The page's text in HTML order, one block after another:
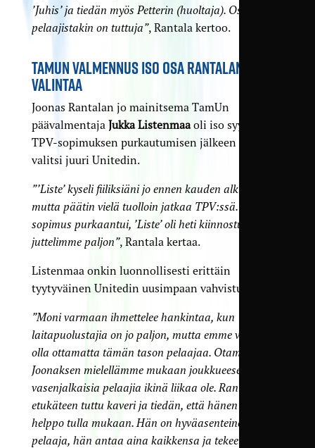
’Juhis’ ja tiedän myös Petterin (huoltaja). Osa
pelaajistakin on tuttuja”, Rantala kertoo.
TAMUN VALMENNUS ISO OSA RANTALAN
VALINTAA
Joonas Rantalan jo mainitsema TamUn
päävalmentaja Jukka Listenmaaoli iso syy, miksi
TPV-sopimuksen purkautumisen jälkeen Rantala
valitsi juuri Unitedin.
”’Liste’ kyseli fiiliksiäni jo ennen kauden alkua,
mutta päätin vielä tuolloin jatkaa TPV:ssä. Nyt kun
sopimus purkaantui, ’Liste’ oli heti kiinnostunut ja
juttelimme paljon”, Rantala kertaa.
Listenmaa onkin luonnollisesti erittäin
tyytyväinen Unitedin uusimpaan vahvistukseen.
”Moni varmaan ihmettelee hankintaa, kun
laitapuolustajia on jo paljon, mutta emme voineet
olla ottamatta tämän tason pelaajaa. Otamme
Joonaksen mielellämme mukaan joukkueeseen, eikä
vasenjalkaisia pelaajia ikinä liikaa ole. Rantala on jo
etukäteen tuttu kaveri ja tiedän, että hänen on
helppo tulla mukaan. Hän on hyväasenteinen
pelaaja, hän antaa aina kaikkensa ja tekee aina